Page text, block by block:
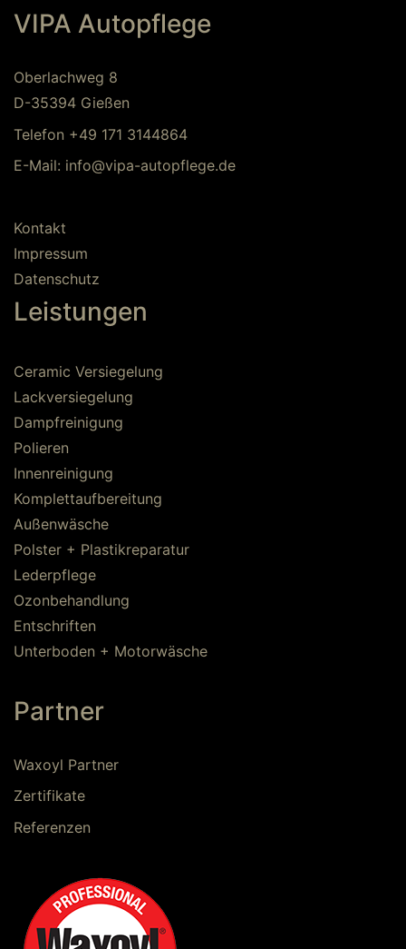
VIPA Autopflege
Oberlachweg 8
D-35394 Gießen
Telefon +49 171 3144864
E-Mail: info@vipa-autopflege.LÖSCHEN.
de
Kontakt
Impressum
Datenschutz
Leistungen
Ceramic Versiegelung
Lackversiegelung
Dampfreinigung
Polieren
Innenreinigung
Komplettaufbereitung
Außenwäsche
Polster + Plastikreparatur
Lederpflege
Ozonbehandlung
Entschriften
Unterboden + Motorwäsche
Partner
Waxoyl Partner
Zertifikate
Referenzen